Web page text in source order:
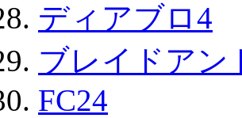
ディアブロ4
ブレイドアン
FC24